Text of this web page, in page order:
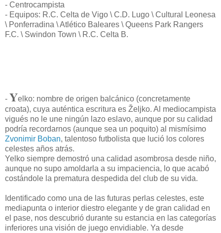
- Centrocampista
- Equipos: R.C. Celta de Vigo \ C.D. Lugo \ Cultural Leonesa
\ Ponferradina \ Atlético Baleares \ Queens Park Rangers
F.C. \ Swindon Town \ R.C. Celta B.
- Yelko: nombre de origen balcánico (concretamente
croata), cuya auténtica escritura es Željko. Al mediocampista
vigués no le une ningún lazo eslavo, aunque por su calidad
podría recordarnos (aunque sea un poquito) al mismísimo
Zvonimir Boban, talentoso futbolista que lució los colores
celestes años atrás.
Yelko siempre demostró una calidad asombrosa desde niño,
aunque no supo amoldarla a su impaciencia, lo que acabó
costándole la prematura despedida del club de su vida.
Identificado como una de las futuras perlas celestes, este
mediapunta o interior diestro elegante y de gran calidad en
el pase, nos descubrió durante su estancia en las categorías
inferiores una visión de juego envidiable. Ya desde